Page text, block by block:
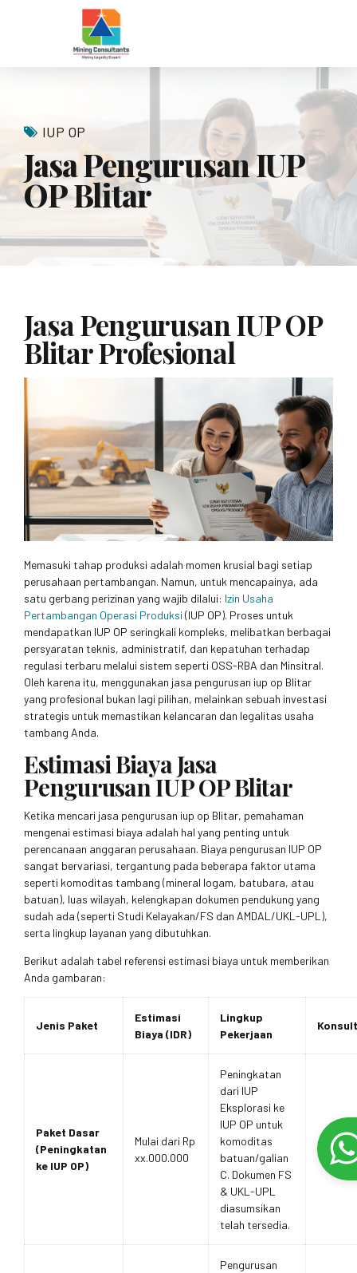
IUP OP
Jasa Pengurusan IUP
OP Blitar
Jasa Pengurusan IUP OP
Blitar Profesional
Memasuki tahap produksi adalah momen krusial bagi setiap
perusahaan pertambangan. Namun, untuk mencapainya, ada
satu gerbang perizinan yang wajib dilalui: Izin Usaha
Pertambangan Operasi Produksi (IUP OP). Proses untuk
mendapatkan IUP OP seringkali kompleks, melibatkan berbagai
persyaratan teknis, administratif, dan kepatuhan terhadap
regulasi terbaru melalui sistem seperti OSS-RBA dan Minsitral.
Oleh karena itu, menggunakan jasa pengurusan iup op Blitar
yang profesional bukan lagi pilihan, melainkan sebuah investasi
strategis untuk memastikan kelancaran dan legalitas usaha
tambang Anda.
Estimasi Biaya Jasa
Pengurusan IUP OP Blitar
Ketika mencari jasa pengurusan iup op Blitar, pemahaman
mengenai estimasi biaya adalah hal yang penting untuk
perencanaan anggaran perusahaan. Biaya pengurusan IUP OP
sangat bervariasi, tergantung pada beberapa faktor utama
seperti komoditas tambang (mineral logam, batubara, atau
batuan), luas wilayah, kelengkapan dokumen pendukung yang
sudah ada (seperti Studi Kelayakan/FS dan AMDAL/UKL-UPL),
serta lingkup layanan yang dibutuhkan.
Berikut adalah tabel referensi estimasi biaya untuk memberikan
Anda gambaran:
Jenis Paket
Estimasi
Biaya (IDR)
Lingkup
Pekerjaan
Paket Dasar
(Peningkatan
ke IUP OP)
Mulai dari Rp
xx.000.000
Peningkatan
dari IUP
Eksplorasi ke
IUP OP untuk
komoditas
batuan/galian
C. Dokumen FS
& UKL-UPL
diasumsikan
telah tersedia.
Pengurusan